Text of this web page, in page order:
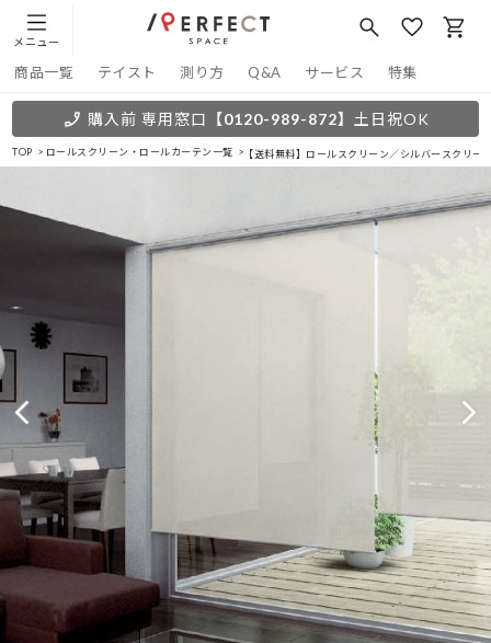
メニュー
商品一覧 テイスト 測り方 Q&A サービス 特集
購入前 専用窓口 【0120-989-872】 土日祝OK
TOP ロールスクリーン・ロールカーテン一覧 【送料無料】ロールスクリーン／シルバースクリー